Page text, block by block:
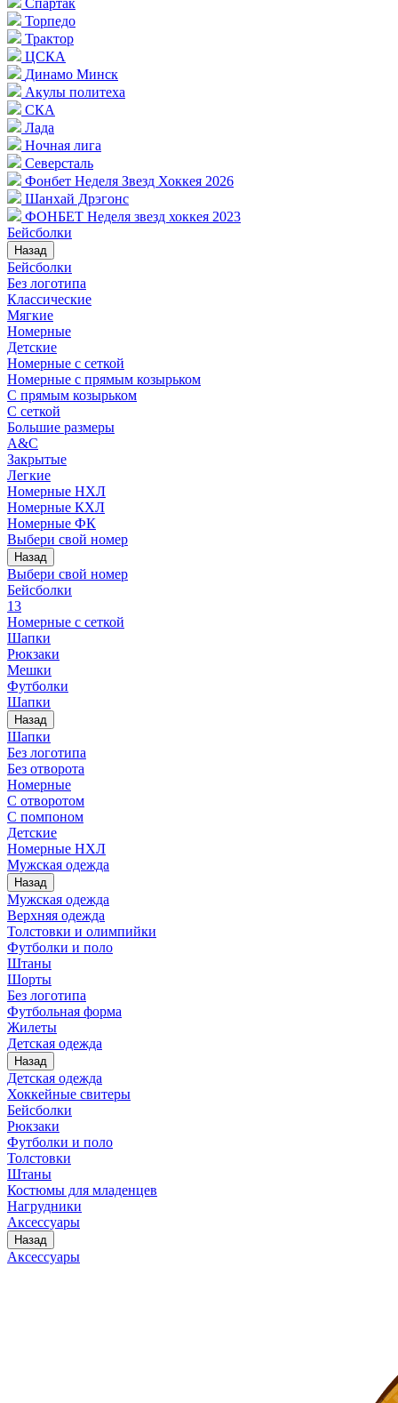
Спартак
Торпедо
Трактор
ЦСКА
Динамо Минск
Акулы политеха
СКА
Лада
Ночная лига
Северсталь
Фонбет Неделя Звезд Хоккея 2026
Шанхай Дрэгонс
ФОНБЕТ Неделя звезд хоккея 2023
Бейсболки
Назад
Бейсболки
Без логотипа
Классические
Мягкие
Номерные
Детские
Номерные с сеткой
Номерные с прямым козырьком
С прямым козырьком
С сеткой
Большие размеры
A&C
Закрытые
Легкие
Номерные НХЛ
Номерные КХЛ
Номерные ФК
Выбери свой номер
Назад
Выбери свой номер
Бейсболки
13
Номерные с сеткой
Шапки
Рюкзаки
Мешки
Футболки
Шапки
Назад
Шапки
Без логотипа
Без отворота
Номерные
С отворотом
С помпоном
Детские
Номерные НХЛ
Мужская одежда
Назад
Мужская одежда
Верхняя одежда
Толстовки и олимпийки
Футболки и поло
Штаны
Шорты
Без логотипа
Футбольная форма
Жилеты
Детская одежда
Назад
Детская одежда
Хоккейные свитеры
Бейсболки
Рюкзаки
Футболки и поло
Толстовки
Штаны
Костюмы для младенцев
Нагрудники
Аксессуары
Назад
Аксессуары